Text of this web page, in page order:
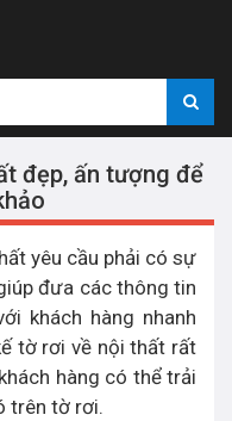
đẹp, ấn tượng để
yêu cầu phải có sự
đưa các thông tin
khách hàng nhanh
tờ rơi về nội thất rất
hàng có thể trải
trên tờ rơi.